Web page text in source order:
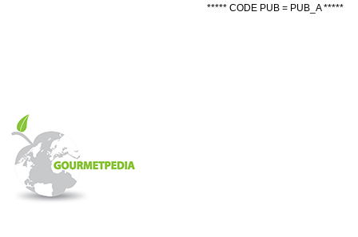
***** CODE PUB = PUB_A *****